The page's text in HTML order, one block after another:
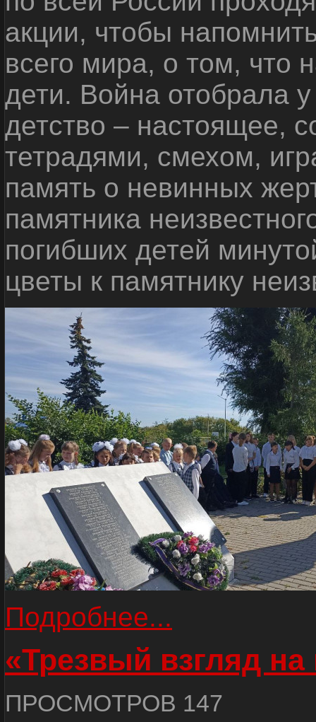
акции, чтобы
всего мира, о том, что
дети. Война отобрала
детство – настоящее,
тетрадями, смехом,
память о невинных
памятника
погибших детей
цветы к памятнику
Подробнее...
«Трезвый взгляд на
ПРОСМОТРОВ 147